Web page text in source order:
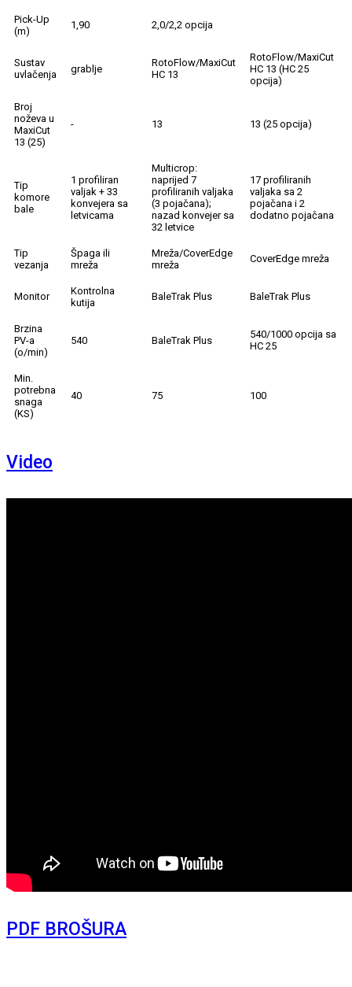
Pick-Up
(m)
1,90 2,0/2,2 opcija
Sustav
uvlačenja
grablje
RotoFlow/MaxiCut
HC 13
RotoFlow/MaxiCut
HC 13 (HC 25
opcija)
Broj
noževa u
MaxiCut
13 (25)
- 13 13 (25 opcija)
Tip
komore
bale
1 profiliran
valjak + 33
konvejera sa
letvicama
Multicrop:
naprijed 7
profiliranih valjaka
(3 pojačana);
nazad konvejer sa
32 letvice
17 profiliranih
valjaka sa 2
pojačana i 2
dodatno pojačana
Tip
vezanja
Špaga ili
mreža
Mreža/CoverEdge
mreža
CoverEdge mreža
Monitor
Kontrolna
kutija
BaleTrak Plus BaleTrak Plus
Brzina
PV-a
(o/min)
540 BaleTrak Plus
540/1000 opcija sa
HC 25
Min.
potrebna
snaga
(KS)
40 75 100
Video
PDF BROŠURA